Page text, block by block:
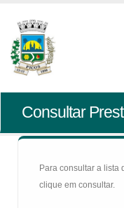
Consultar
Para consultar a lista
clique em consultar.